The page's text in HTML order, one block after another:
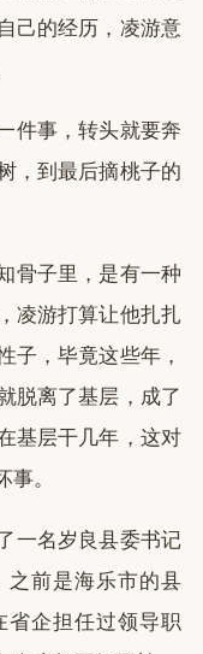
己的经历，凌游意
件事，转头就要奔
，到最后摘桃子的
骨子里，是有一种
凌游打算让他扎扎
子，毕竟这些年，
脱离了基层，成了
基层干几年，这对
。
一名岁良县委书记
之前是海乐市的县
省企担任过领导职